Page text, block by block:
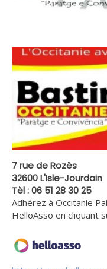
7 rue de Rozès
32600 L'Isle-Jourdain
Tèl : 06 51 28 30 25
Adhérez à Occitanie
HelloAsso en cliquant